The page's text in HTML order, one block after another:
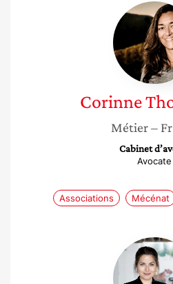
Corinne
Métier–
Cabinet
Avocate
Associations Mécénat